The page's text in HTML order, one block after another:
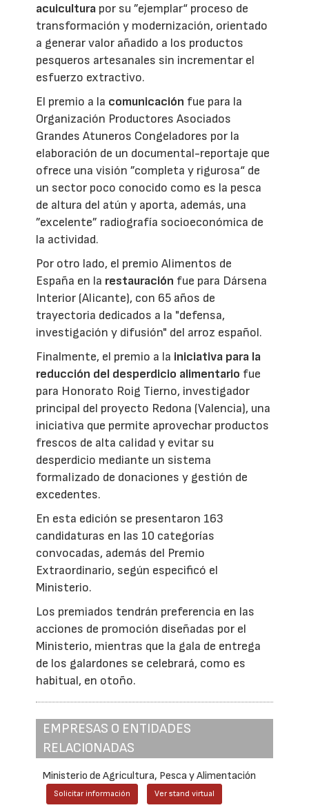
acuicultura por su ”ejemplar“ proceso de
transformación y modernización, orientado
a generar valor añadido a los productos
pesqueros artesanales sin incrementar el
esfuerzo extractivo.
El premio a la comunicación fue para la
Organización Productores Asociados
Grandes Atuneros Congeladores por la
elaboración de un documental-reportaje que
ofrece una visión ”completa y rigurosa“ de
un sector poco conocido como es la pesca
de altura del atún y aporta, además, una
”excelente” radiografía socioeconómica de
la actividad.
Por otro lado, el premio Alimentos de
España en la restauración fue para Dársena
Interior (Alicante), con 65 años de
trayectoria dedicados a la "defensa,
investigación y difusión" del arroz español.
Finalmente, el premio a la iniciativa para la
reducción del desperdicio alimentario fue
para Honorato Roig Tierno, investigador
principal del proyecto Redona (Valencia), una
iniciativa que permite aprovechar productos
frescos de alta calidad y evitar su
desperdicio mediante un sistema
formalizado de donaciones y gestión de
excedentes.
En esta edición se presentaron 163
candidaturas en las 10 categorías
convocadas, además del Premio
Extraordinario, según especificó el
Ministerio.
Los premiados tendrán preferencia en las
acciones de promoción diseñadas por el
Ministerio, mientras que la gala de entrega
de los galardones se celebrará, como es
habitual, en otoño.
EMPRESAS O ENTIDADES
RELACIONADAS
Ministerio de Agricultura, Pesca y Alimentación
Solicitar información Ver stand virtual